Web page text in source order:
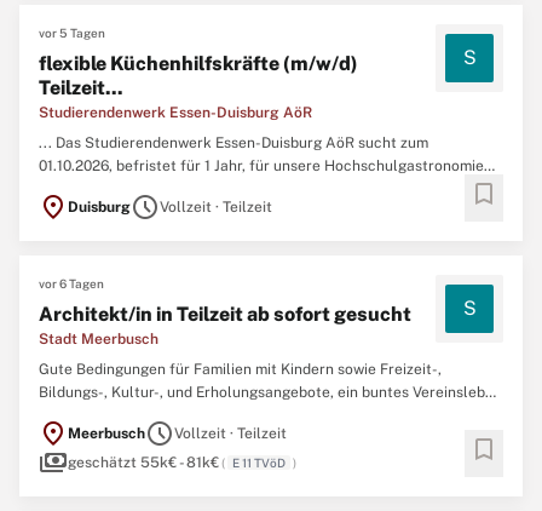
vor 5 Tagen
flexible Küchenhilfskräfte (m/w/d)
Teilzeit...
Studierendenwerk Essen-Duisburg AöR
S
... Das Studierendenwerk Essen-Duisburg AöR sucht zum
01.10.2026, befristet für 1 Jahr, für unsere Hochschulgastronomie
Küchenhilfskräfte (m/w/d) Teilzeit
location_on DuisburgscheduleVollzeit · Teilzeit bookmark
vor 6 Tagen
Architekt/in in Teilzeit ab sofort gesucht
Stadt Meerbusch
S
Gute Bedingungen für Familien mit Kindern sowie Freizeit-,
Bildungs-, Kultur-, und Erholungsangebote, ein buntes Vereinsleben
sorgen für den richtigen Mix und machen Meerbusch zu einer
attraktiven Stadt mit hoher Lebensqualität. Zum nächstmöglichen
location_on MeerbuschscheduleVollzeit · Teilzeit
paymentsgeschätzt 55k€ - 81k€( E 11 TVöD ) bookmark